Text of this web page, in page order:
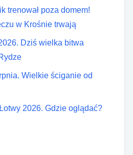
trenował poza domem!
w Krośnie trwają
Dziś wielka bitwa
Wielkie ściganie od
2026. Gdzie oglądać?